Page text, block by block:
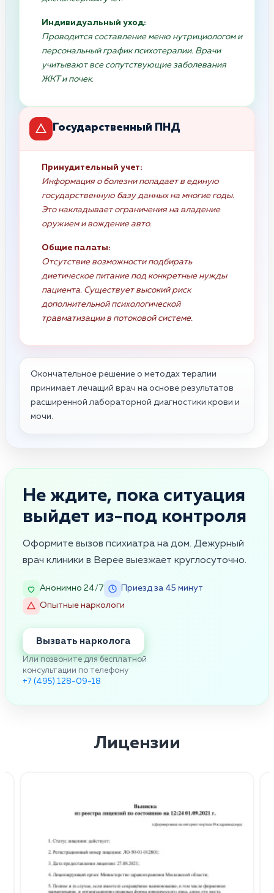
Индивидуальный уход:
Проводится составление меню нутрициологом и
персональный график психотерапии. Врачи
учитывают все сопутствующие заболевания
ЖКТ и почек.
Государственный ПНД
Принудительный учет:
Информация о болезни попадает в единую
государственную базу данных на многие годы.
Это накладывает ограничения на владение
оружием и вождение авто.
Общие палаты:
Отсутствие возможности подбирать
диетическое питание под конкретные нужды
пациента. Существует высокий риск
дополнительной психологической
травматизации в потоковой системе.
Окончательное решение о методах терапии
принимает лечащий врач на основе результатов
расширенной лабораторной диагностики крови и
мочи.
Не ждите, пока ситуация
выйдет из-под контроля
Оформите вызов психиатра на дом. Дежурный
врач клиники в Верее выезжает круглосуточно.
Анонимно 24/7
Приезд за 45 минут
Опытные наркологи
Вызвать нарколога
Или позвоните для бесплатной
консультации по телефону
+7 (495) 128-09-18
Лицензии